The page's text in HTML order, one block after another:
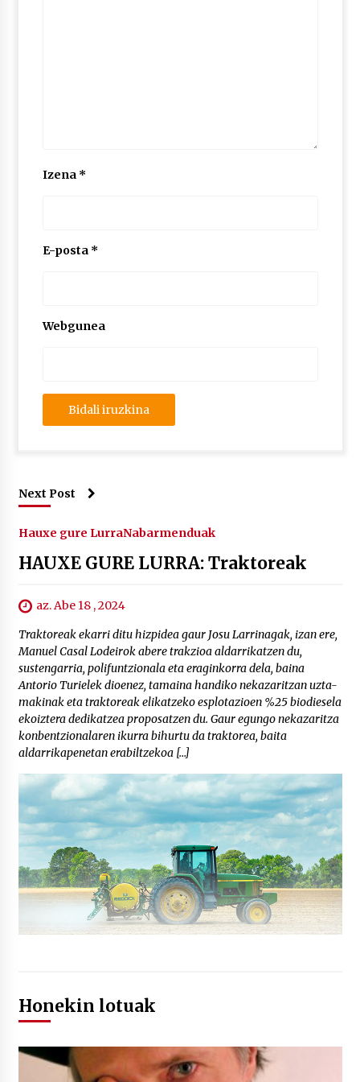
Izena *
E-posta *
Webgunea
Next Post
Hauxe gure LurraNabarmenduak
HAUXE GURE LURRA: Traktoreak
az. Abe 18 , 2024
Traktoreak ekarri ditu hizpidea gaur Josu Larrinagak, izan ere,
Manuel Casal Lodeirok abere trakzioa aldarrikatzen du,
sustengarria, polifuntzionala eta eraginkorra dela, baina
Antorio Turielek dioenez, tamaina handiko nekazaritzan uzta-
makinak eta traktoreak elikatzeko esplotazioen %25 biodiesela
ekoiztera dedikatzea proposatzen du. Gaur egungo nekazaritza
konbentzionalaren ikurra bihurtu da traktorea, baita
aldarrikapenetan erabiltzekoa […]
Honekin lotuak